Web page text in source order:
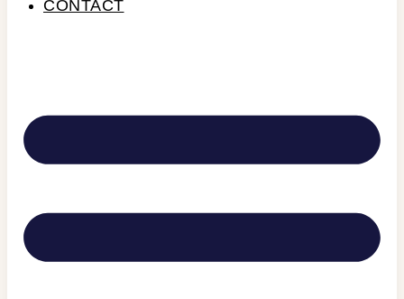
CONTACT